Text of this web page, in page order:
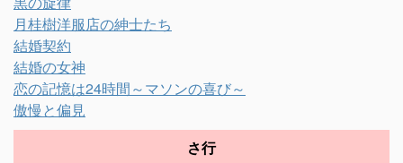
月桂樹洋服店の紳士たち
結婚契約
結婚の女神
恋の記憶は24時間～マソンの喜び～
傲慢と偏見
さ行